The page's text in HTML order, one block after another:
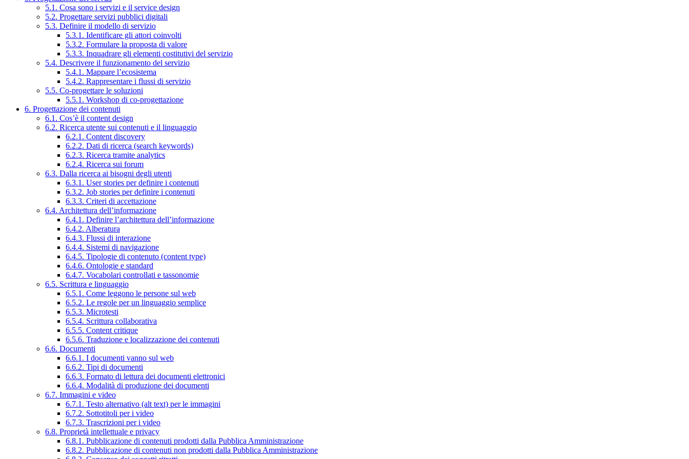
5.1. Cosa sono i servizi e il service design
5.2. Progettare servizi pubblici digitali
5.3. Definire il modello di servizio
5.3.1. Identificare gli attori coinvolti
5.3.2. Formulare la proposta di valore
5.3.3. Inquadrare gli elementi costitutivi del servizio
5.4. Descrivere il funzionamento del servizio
5.4.1. Mappare l’ecosistema
5.4.2. Rappresentare i flussi di servizio
5.5. Co-progettare le soluzioni
5.5.1. Workshop di co-progettazione
6. Progettazione dei contenuti
6.1. Cos’è il content design
6.2. Ricerca utente sui contenuti e il linguaggio
6.2.1. Content discovery
6.2.2. Dati di ricerca (search keywords)
6.2.3. Ricerca tramite analytics
6.2.4. Ricerca sui forum
6.3. Dalla ricerca ai bisogni degli utenti
6.3.1. User stories per definire i contenuti
6.3.2. Job stories per definire i contenuti
6.3.3. Criteri di accettazione
6.4. Architettura dell’informazione
6.4.1. Definire l’architettura dell’informazione
6.4.2. Alberatura
6.4.3. Flussi di interazione
6.4.4. Sistemi di navigazione
6.4.5. Tipologie di contenuto (content type)
6.4.6. Ontologie e standard
6.4.7. Vocabolari controllati e tassonomie
6.5. Scrittura e linguaggio
6.5.1. Come leggono le persone sul web
6.5.2. Le regole per un linguaggio semplice
6.5.3. Microtesti
6.5.4. Scrittura collaborativa
6.5.5. Content critique
6.5.6. Traduzione e localizzazione dei contenuti
6.6. Documenti
6.6.1. I documenti vanno sul web
6.6.2. Tipi di documenti
6.6.3. Formato di lettura dei documenti elettronici
6.6.4. Modalità di produzione dei documenti
6.7. Immagini e video
6.7.1. Testo alternativo (alt text) per le immagini
6.7.2. Sottotitoli per i video
6.7.3. Trascrizioni per i video
6.8. Proprietà intellettuale e privacy
6.8.1. Pubblicazione di contenuti prodotti dalla Pubblica Amministrazione
6.8.2. Pubblicazione di contenuti non prodotti dalla Pubblica Amministrazione